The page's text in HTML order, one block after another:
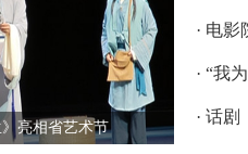
亮相省艺术节
· 电
· “我
· 话